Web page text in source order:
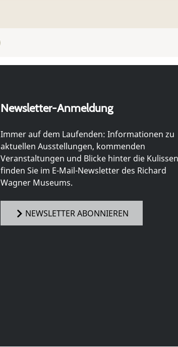
Newsletter-Anmeldung
Immer auf dem Laufenden: Informationen zu
aktuellen Ausstellungen, kommenden
Veranstaltungen und Blicke hinter die Kulissen
finden Sie im E-Mail-Newsletter des Richard
Wagner Museums.
NEWSLETTER ABONNIEREN